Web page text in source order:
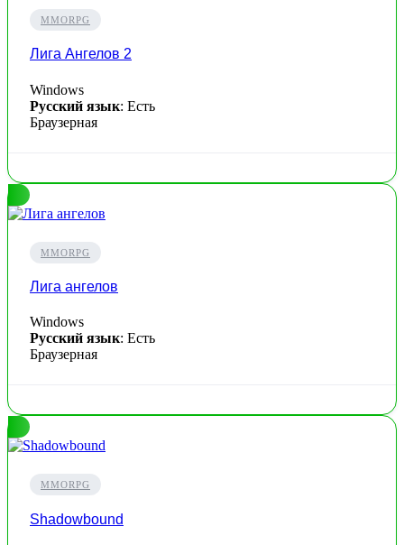
MMORPG
Лига Ангелов 2
Windows
Русский язык: Есть
Браузерная
MMORPG
Лига ангелов
Windows
Русский язык: Есть
Браузерная
MMORPG
Shadowbound